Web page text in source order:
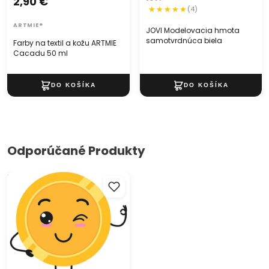
Farby na textil a kožu ARTMIE
Cacadu 50 ml
ARTMIE®
JOVI Modelovacia hmota
samotvrdnúca biela
(4)
Odporúčané Produkty
Tringelt pre skladníka